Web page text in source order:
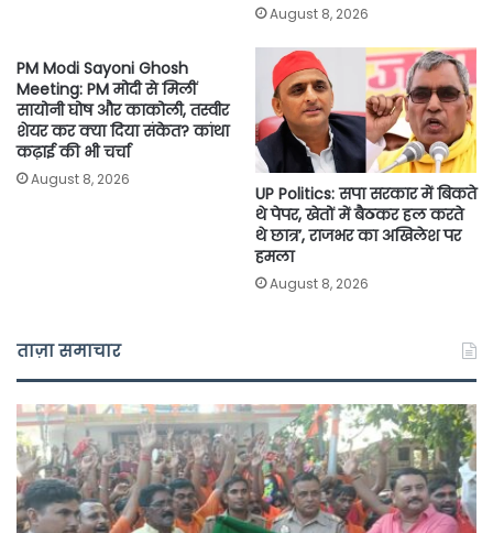
August 8, 2026
PM Modi Sayoni Ghosh
Meeting: PM मोदी से मिलीं
सायोनी घोष और काकोली, तस्वीर
शेयर कर क्या दिया संकेत? कांथा
कढ़ाई की भी चर्चा
August 8, 2026
UP Politics: सपा सरकार में बिकते
थे पेपर, खेतों में बैठकर हल करते
थे छात्र’, राजभर का अखिलेश पर
हमला
August 8, 2026
ताज़ा समाचार